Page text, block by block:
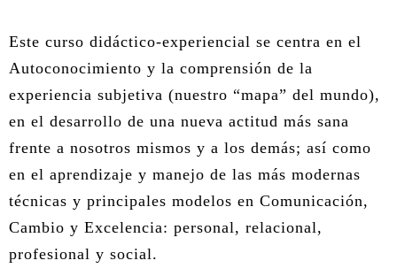
ÁREA DE CORPORAL
ÁREA DE PEDAGOGÍA SISTÉMICA
ÁREA DE INTERVENCIÓN ESTRATÉGICA
ÁREA ONLINE
Este curso didáctico-experiencial se centra en el
Autoconocimiento y la comprensión de la
experiencia subjetiva (nuestro “mapa” del mundo),
en el desarrollo de una nueva actitud más sana
frente a nosotros mismos y a los demás; así como
en el aprendizaje y manejo de las más modernas
técnicas y principales modelos en Comunicación,
Cambio y Excelencia: personal, relacional,
profesional y social.